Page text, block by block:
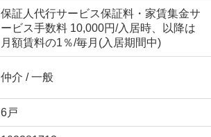
保証人代行サービス保証料・家賃集金サ
ービス手数料 10,000円/入居時、以降は
月額賃料の1％/毎月(入居期間中)
仲介 / 一般
6戸